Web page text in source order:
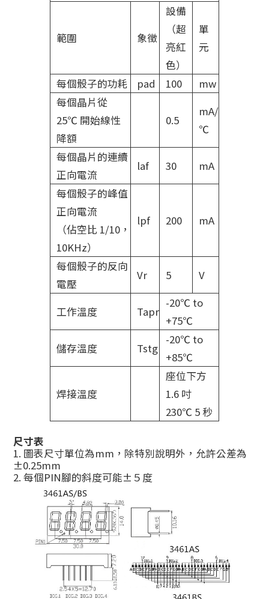
範圍 象徵
設備
（超
亮紅
色）
單
元
每個骰子的功耗 pad 100
mw
每個晶片從
25℃ 開始線性
降額
0.5
mA/
℃
每個晶片的連續
正向電流
laf 30
mA
每個骰子的峰值
正向電流
（佔空比 1/10，
10KHz）
lpf 200 mA
每個骰子的反向
電壓
Vr 5 V
工作溫度 Tapr
-20℃ to
+75℃
儲存溫度
Tstg
-20℃ to
+85℃
焊接溫度
座位下方
1.6 吋
230℃ 5 秒
尺寸表
1. 圖表尺寸單位為mm，除特別說明外，允許公差為
±0.25mm
2. 每個PIN腳的斜度可能±５度